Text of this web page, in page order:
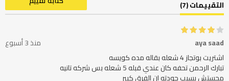
التقييمات (7)
aya saad
منذ 3 أسبوع